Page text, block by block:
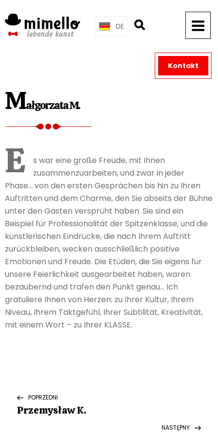
to
content
DE
Małgorzata M.
E
s war eine große Freude, mit Ihnen
zusammenzuarbeiten, und zwar in jeder
Phase… von den ersten Gesprächen bis hin zu Ihren
Auftritten und dem Charme, den Sie abseits der Bühne
unter den Gästen versprüht haben. Sie sind ein
Beispiel für Professionalität der Spitzenklasse, und die
künstlerischen Eindrücke, die nach Ihrem Auftritt
zurückbleiben, wecken ausschließlich positive
Emotionen und Freude. Die Etüden, die Sie eigens für
unsere Feierlichkeit ausgearbeitet haben, waren
bezaubernd und trafen den Punkt genau… Ich
gratuliere Ihnen von Herzen: zu Ihrer Kultur, Ihrem
Niveau, Ihrem Taktgefühl, Ihrer Subtilität, Kreativität,
mit einem Wort – zu Ihrer KLASSE.
N
a
Previous
Post
POPRZEDNI
Przemysław K.
NASTĘPNY
Kontakt